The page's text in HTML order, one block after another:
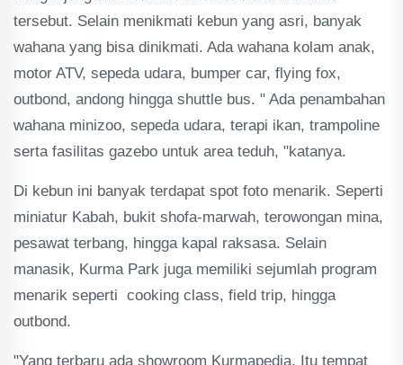
tersebut. Selain menikmati kebun yang asri, banyak
wahana yang bisa dinikmati. Ada wahana kolam anak,
motor ATV, sepeda udara, bumper car, flying fox,
outbond, andong hingga shuttle bus. " Ada penambahan
wahana minizoo, sepeda udara, terapi ikan, trampoline
serta fasilitas gazebo untuk area teduh, "katanya.
Di kebun ini banyak terdapat spot foto menarik. Seperti
miniatur Kabah, bukit shofa-marwah, terowongan mina,
pesawat terbang, hingga kapal raksasa. Selain
manasik, Kurma Park juga memiliki sejumlah program
menarik seperti cooking class, field trip, hingga
outbond.
"Yang terbaru ada showroom Kurmapedia. Itu tempat